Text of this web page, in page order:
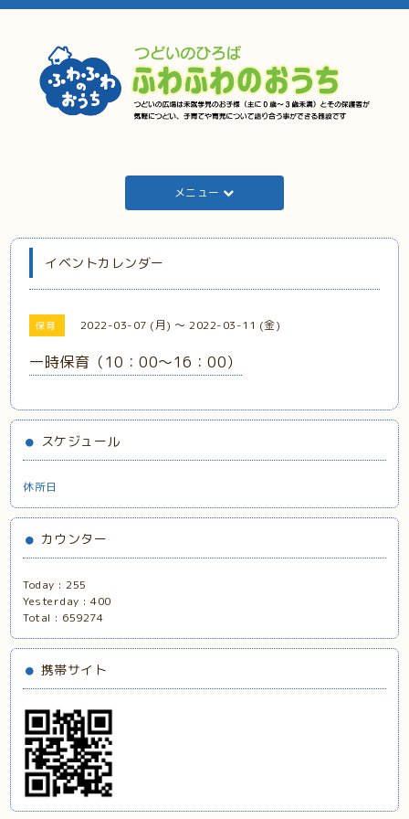
メニュー
イベントカレンダー
保育 2022-03-07 (月) ～ 2022-03-11 (金)
一時保育（10：00～16：00）
スケジュール
休所日
カウンター
Today :255
Yesterday :400
Total : 659274
携帯サイト